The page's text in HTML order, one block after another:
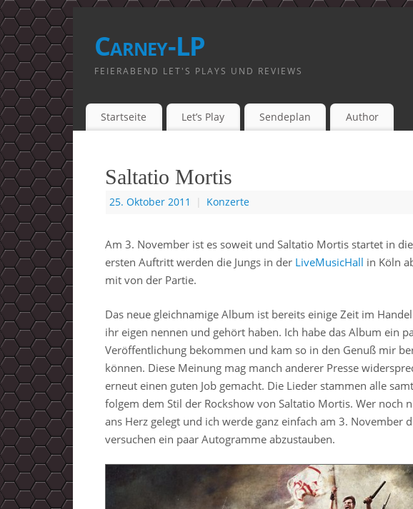
Carney-LP
FEIERABEND LET'S PLAYS UND REVIEWS
Startseite Let’s Play Sendeplan Author
Saltatio Mortis
25. Oktober 2011 | Konzerte
Am 3. November ist es soweit und Saltatio Mortis startet in
ersten Auftritt werden die Jungs in der LiveMusicHall in Köln
mit von der Partie.
Das neue gleichnamige Album ist bereits einige Zeit im
ihr eigen nennen und gehört haben. Ich habe das Album ein
Veröffentlichung bekommen und kam so in den Genuß mir
können. Diese Meinung mag manch anderer Presse
erneut einen guten Job gemacht. Die Lieder stammen alle
folgem dem Stil der Rockshow von Saltatio Mortis. Wer noch
ans Herz gelegt und ich werde ganz einfach am 3. November
versuchen ein paar Autogramme abzustauben.